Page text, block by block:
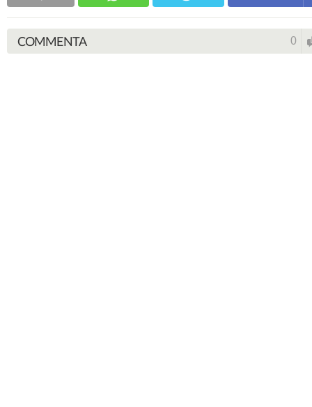
COMMENTA 0